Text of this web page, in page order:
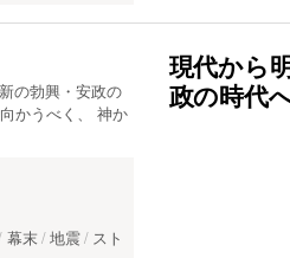
現代から
政の時代へ
の勃興・安政の
かうべく、 神か
幕末 地震
スト